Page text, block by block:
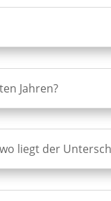
Jahren?
liegt der